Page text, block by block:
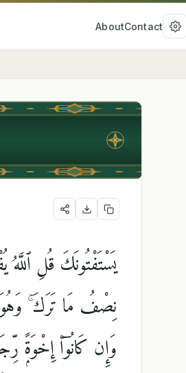
AboutContact
يَسْتَفْتُونَكَ قُلِ
نِصْفُ مَا تَرَكَ ۚ وَهُوَ
وَإِن كَانُوٓا۟ إِخْوَةًۭ